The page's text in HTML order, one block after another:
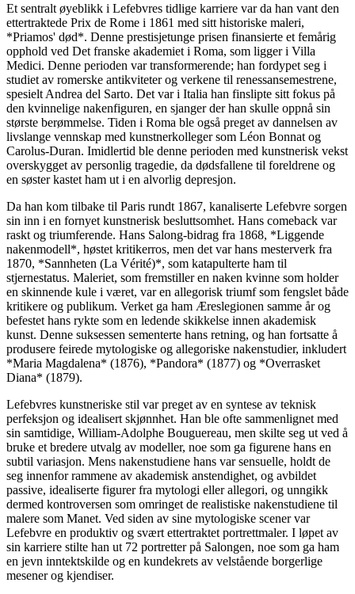
Et sentralt øyeblikk i Lefebvres tidlige karriere var da han vant den
ettertraktede Prix de Rome i 1861 med sitt historiske maleri,
*Priamos' død*. Denne prestisjetunge prisen finansierte et femårig
opphold ved Det franske akademiet i Roma, som ligger i Villa
Medici. Denne perioden var transformerende; han fordypet seg i
studiet av romerske antikviteter og verkene til renessansemestrene,
spesielt Andrea del Sarto. Det var i Italia han finslipte sitt fokus på
den kvinnelige nakenfiguren, en sjanger der han skulle oppnå sin
største berømmelse. Tiden i Roma ble også preget av dannelsen av
livslange vennskap med kunstnerkolleger som Léon Bonnat og
Carolus-Duran. Imidlertid ble denne perioden med kunstnerisk vekst
overskygget av personlig tragedie, da dødsfallene til foreldrene og
en søster kastet ham ut i en alvorlig depresjon.
Da han kom tilbake til Paris rundt 1867, kanaliserte Lefebvre sorgen
sin inn i en fornyet kunstnerisk besluttsomhet. Hans comeback var
raskt og triumferende. Hans Salong-bidrag fra 1868, *Liggende
nakenmodell*, høstet kritikerros, men det var hans mesterverk fra
1870, *Sannheten (La Vérité)*, som katapulterte ham til
stjernestatus. Maleriet, som fremstiller en naken kvinne som holder
en skinnende kule i været, var en allegorisk triumf som fengslet både
kritikere og publikum. Verket ga ham Æreslegionen samme år og
befestet hans rykte som en ledende skikkelse innen akademisk
kunst. Denne suksessen sementerte hans retning, og han fortsatte å
produsere feirede mytologiske og allegoriske nakenstudier, inkludert
*Maria Magdalena* (1876), *Pandora* (1877) og *Overrasket
Diana* (1879).
Lefebvres kunstneriske stil var preget av en syntese av teknisk
perfeksjon og idealisert skjønnhet. Han ble ofte sammenlignet med
sin samtidige, William-Adolphe Bouguereau, men skilte seg ut ved å
bruke et bredere utvalg av modeller, noe som ga figurene hans en
subtil variasjon. Mens nakenstudiene hans var sensuelle, holdt de
seg innenfor rammene av akademisk anstendighet, og avbildet
passive, idealiserte figurer fra mytologi eller allegori, og unngikk
dermed kontroversen som omringet de realistiske nakenstudiene til
malere som Manet. Ved siden av sine mytologiske scener var
Lefebvre en produktiv og svært ettertraktet portrettmaler. I løpet av
sin karriere stilte han ut 72 portretter på Salongen, noe som ga ham
en jevn inntektskilde og en kundekrets av velstående borgerlige
mesener og kjendiser.